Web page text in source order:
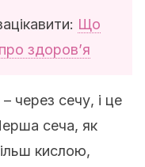
Що
здоров’я
через сечу, і це
сеча, як
кислою,